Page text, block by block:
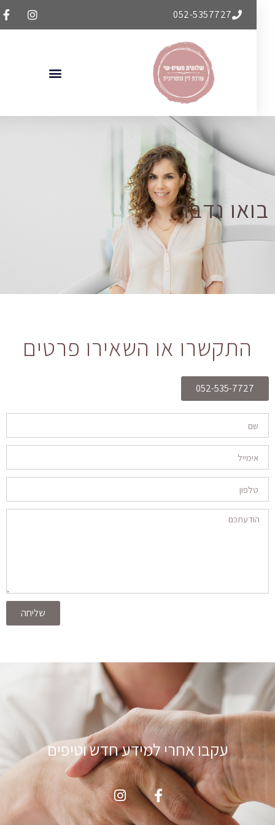
052-5357727
נדבר
התקשרו או השאירו פרטים
052-535-7727
שליחה
עקבו אחרי למידע חדש וטיפים